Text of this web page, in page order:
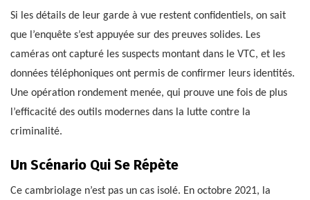
Si les détails de leur garde à vue restent confidentiels, on sait
que l’enquête s’est appuyée sur des preuves solides. Les
caméras ont capturé les suspects montant dans le VTC, et les
données téléphoniques ont permis de confirmer leurs identités.
Une opération rondement menée, qui prouve une fois de plus
l’efficacité des outils modernes dans la lutte contre la
criminalité.
Un Scénario Qui Se Répète
Ce cambriolage n’est pas un cas isolé. En octobre 2021, la